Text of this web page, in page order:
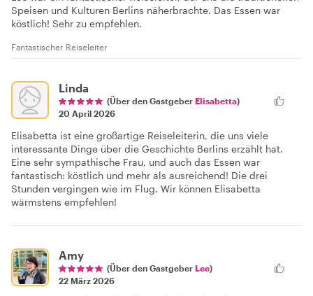
Speisen und Kulturen Berlins näherbrachte. Das Essen war
köstlich! Sehr zu empfehlen.
Fantastischer Reiseleiter
Linda
(Über den Gastgeber Elisabetta)
20 April 2026
Elisabetta ist eine großartige Reiseleiterin, die uns viele
interessante Dinge über die Geschichte Berlins erzählt hat.
Eine sehr sympathische Frau, und auch das Essen war
fantastisch: köstlich und mehr als ausreichend! Die drei
Stunden vergingen wie im Flug. Wir können Elisabetta
wärmstens empfehlen!
Amy
(Über den Gastgeber Lee)
22 März 2026